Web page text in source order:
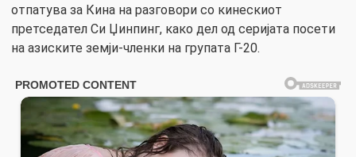
отпатува за Кина на разговори со кинескиот
претседател Си Џинпинг, како дел од серијата посети
на азиските земји-членки на групата Г-20.